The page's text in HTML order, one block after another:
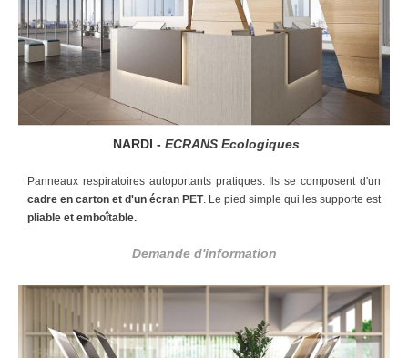
NARDI - ECRANS Ecologiques
Panneaux respiratoires autoportants pratiques. Ils se composent d'un
cadre en carton et d'un écran PET. Le pied simple qui les supporte est
pliable et emboîtable.
Demande d'information